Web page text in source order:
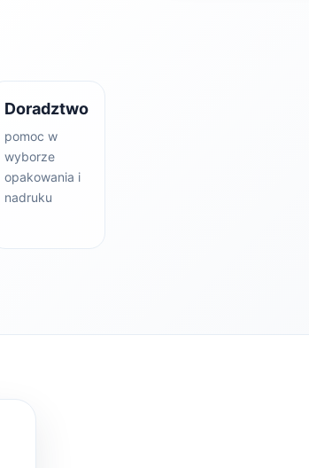
Doradztwo
pomoc w
wyborze
opakowania i
nadruku